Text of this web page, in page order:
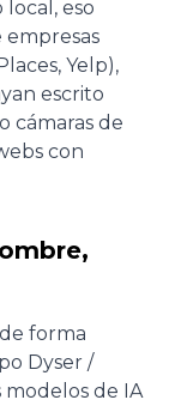
eso
empresas
Yelp),
escrito
cámaras de
con
forma
Dyser /
modelos de IA